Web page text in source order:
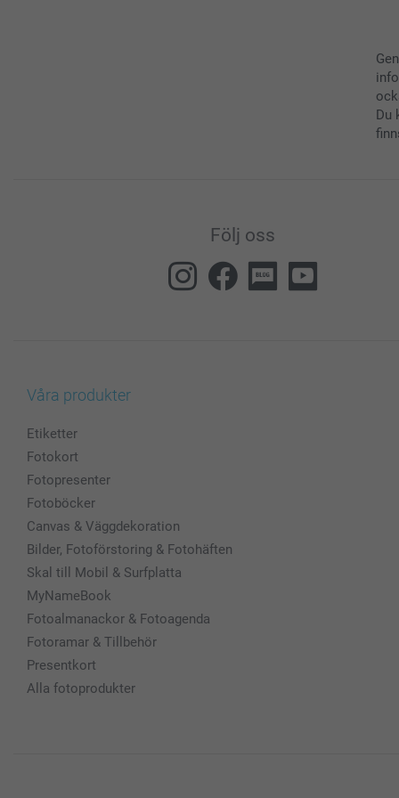
Du
Följ oss
Våra produkter
Etiketter
Fotokort
Fotopresenter
Fotoböcker
Canvas & Väggdekoration
Bilder, Fotoförstoring & Fotohäften
Skal till Mobil & Surfplatta
MyNameBook
Fotoalmanackor & Fotoagenda
Fotoramar & Tillbehör
Presentkort
Alla fotoprodukter